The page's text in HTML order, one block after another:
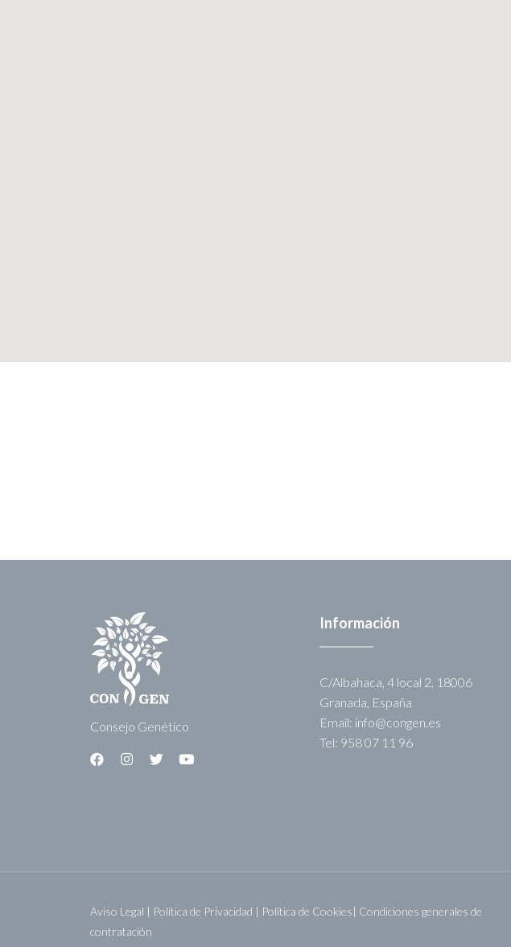
Consejo Genético
Información
C/Albahaca, 4 local 2, 18006
Granada, España
Email: info@congen.es
Tel: 958 07 11 96
Aviso Legal | Política de Privacidad | Política de Cookies| Condiciones generales de
contratación